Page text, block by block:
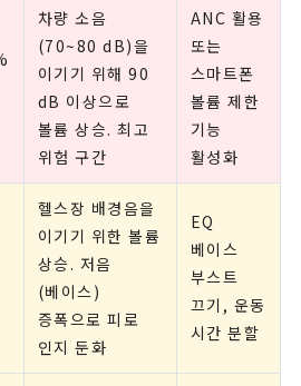
차량 소음
(70~80 dB)을
이기기 위해 90
dB 이상으로
볼륨 상승. 최고
위험 구간
ANC 활용
또는
스마트폰
볼륨 제한
기능
활성화
헬스장 배경음을
이기기 위한 볼륨
상승. 저음
(베이스)
증폭으로 피로
인지 둔화
EQ
베이스
부스트
끄기, 운동
시간 분할